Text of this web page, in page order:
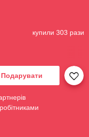
купили 303 рази
Подарувати